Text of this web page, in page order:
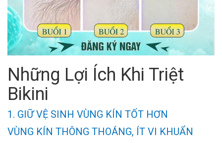
Những Lợi Ích Khi Triệt
Bikini
1. GIỮ VỆ SINH VÙNG KÍN TỐT HƠN
VÙNG KÍN THÔNG THOÁNG, ÍT VI KHUẨN